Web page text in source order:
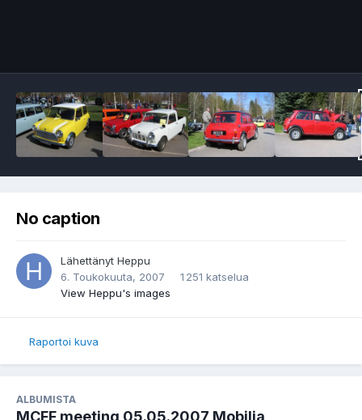
No caption
Lähettänyt Heppu
6. Toukokuuta, 2007
1 251 katselua
View Heppu's images
Raportoi kuva
ALBUMISTA
MCFF meeting 05.05.2007 Mobilia,